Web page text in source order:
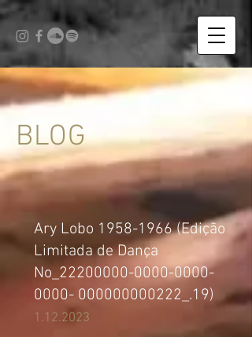
BLOG
Ary Lobo 1958​-​1966 (Edição
Limitada de Dança
No_22200000-0000-0000-
0000- 000000000222_.​19)
1.12.2023